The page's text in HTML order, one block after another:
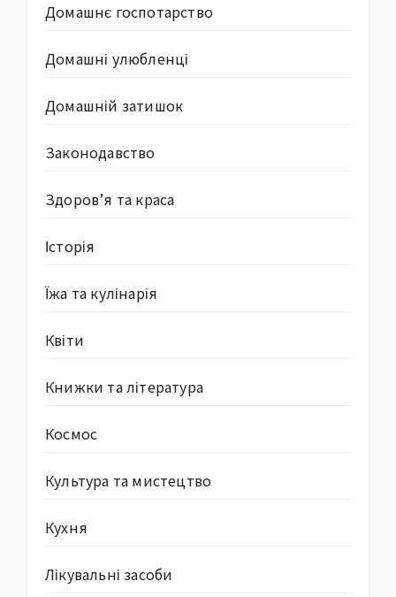
Домашнє госпотарство
Домашні улюбленці
Домашній затишок
Законодавство
Здоров’я та краса
Історія
Їжа та кулінарія
Квіти
Книжки та література
Космос
Культура та мистецтво
Кухня
Лікувальні засоби